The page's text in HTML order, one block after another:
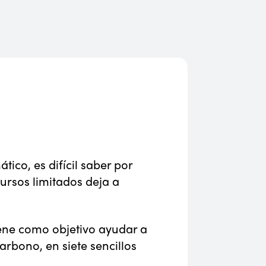
es difícil saber por
limitados deja a
como objetivo ayudar a
en siete sencillos